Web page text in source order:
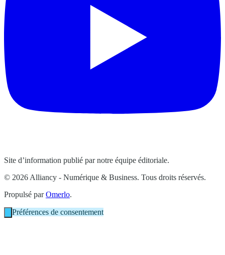
Site d’information publié par notre équipe éditoriale.
© 2026 Alliancy - Numérique & Business. Tous droits réservés.
Propulsé parOmerlo.
Préférences de consentement